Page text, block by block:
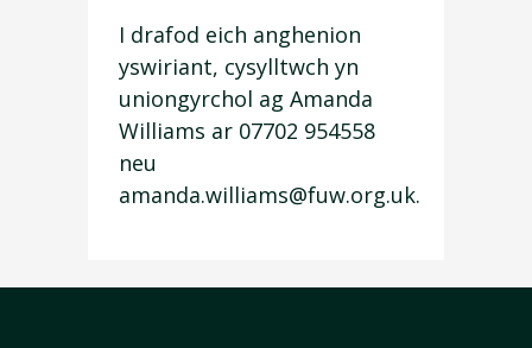
I drafod eich anghenion
yswiriant, cysylltwch yn
uniongyrchol ag Amanda
Williams ar 07702 954558
neu
amanda.williams@fuw.org.uk.